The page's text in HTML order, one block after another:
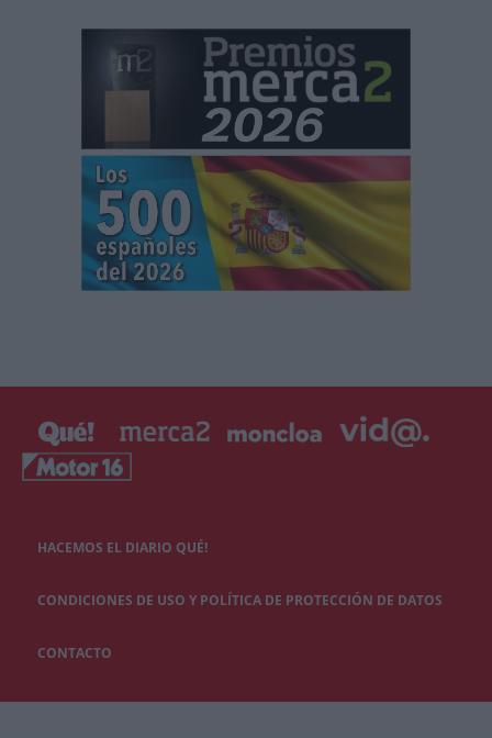
HACEMOS EL DIARIO QUÉ!
CONDICIONES DE USO Y POLÍTICA DE PROTECCIÓN DE DATOS
CONTACTO